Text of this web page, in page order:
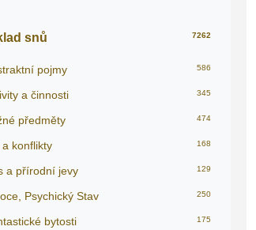
snů 7262
pojmy 586
a činnosti 345
předměty 474
a konflikty 168
a přírodní jevy 129
Psychický Stav 250
bytosti 175